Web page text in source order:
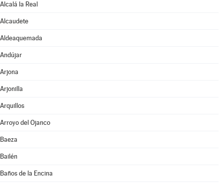
Alcalá la Real
Alcaudete
Aldeaquemada
Andújar
Arjona
Arjonilla
Arquillos
Arroyo del Ojanco
Baeza
Bailén
Baños de la Encina